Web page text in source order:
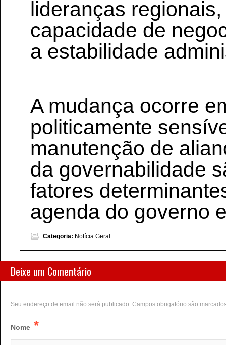
lideranças
capacidade de
a estabilidade
A mudança ocorre
politicamente
manutenção de
da governabilidade
fatores
agenda do governo
Categoria: Notícia Geral
Deixe um Comentário
Seu endereço de email não será publicado. Campos obrigatório são
Nome *